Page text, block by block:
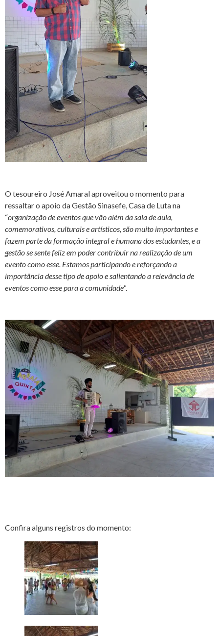
O tesoureiro José Amaral aproveitou o momento para
ressaltar o apoio da Gestão Sinasefe, Casa de Luta na
“organização de eventos que vão além da sala de aula,
comemorativos, culturais e artísticos, são muito importantes e
fazem parte da formação integral e humana dos estudantes, e a
gestão se sente feliz em poder contribuir na realização de um
evento como esse. Estamos participando e reforçando a
importância desse tipo de apoio e salientando a relevância de
eventos como esse para a comunidade“.
Confira alguns registros do momento: